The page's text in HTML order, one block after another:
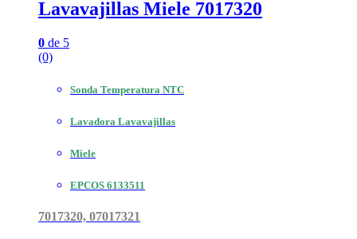
Lavavajillas Miele 7017320
0 de 5
(0)
Sonda Temperatura NTC
Lavadora Lavavajillas
Miele
EPCOS 6133511
7017320, 07017321